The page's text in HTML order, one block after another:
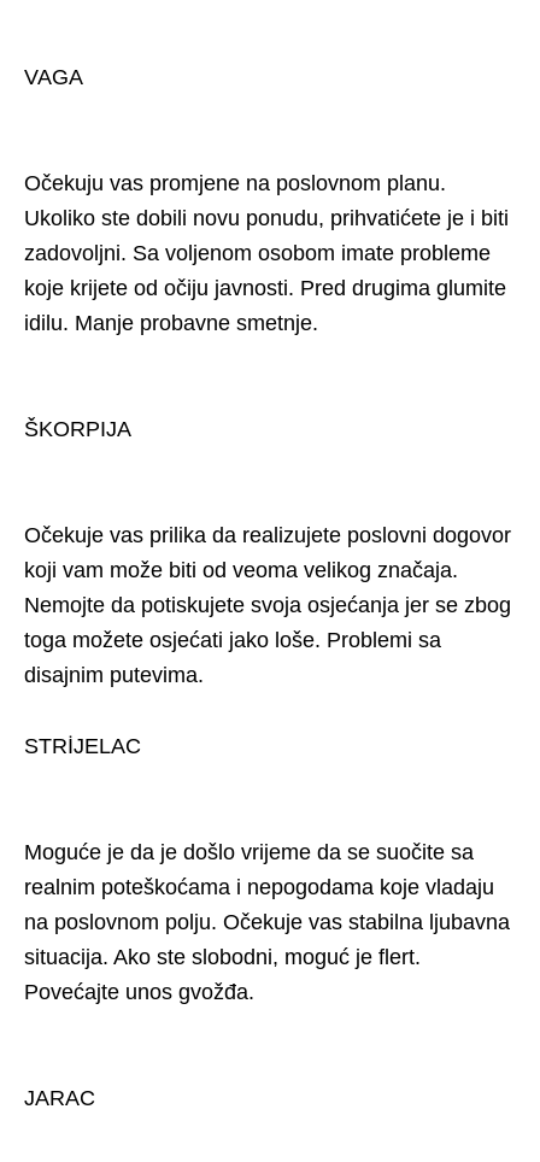
VAGA
Očekuju vas promjene na poslovnom planu.
Ukoliko ste dobili novu ponudu, prihvatićete je i biti
zadovoljni. Sa voljenom osobom imate probleme
koje krijete od očiju javnosti. Pred drugima glumite
idilu. Manje probavne smetnje.
ŠKORPIJA
Očekuje vas prilika da realizujete poslovni dogovor
koji vam može biti od veoma velikog značaja.
Nemojte da potiskujete svoja osjećanja jer se zbog
toga možete osjećati jako loše. Problemi sa
disajnim putevima.
STRİJELAC
Moguće je da je došlo vrijeme da se suočite sa
realnim poteškoćama i nepogodama koje vladaju
na poslovnom polju. Očekuje vas stabilna ljubavna
situacija. Ako ste slobodni, moguć je flert.
Povećajte unos gvožđa.
JARAC